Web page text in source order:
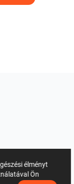
élményt
Ön